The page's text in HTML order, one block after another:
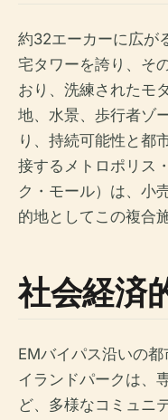
約32エーカーに広が
宅タワーを誇り、そ
おり、洗練されたモ
地、水景、歩行者ゾ
り、持続可能性と都
接するメトロポリス
ク・モール）は、小
的地としてこの複合
社会経済
EMバイパス沿いの
イランドパークは、
ど、多様なコミュニ